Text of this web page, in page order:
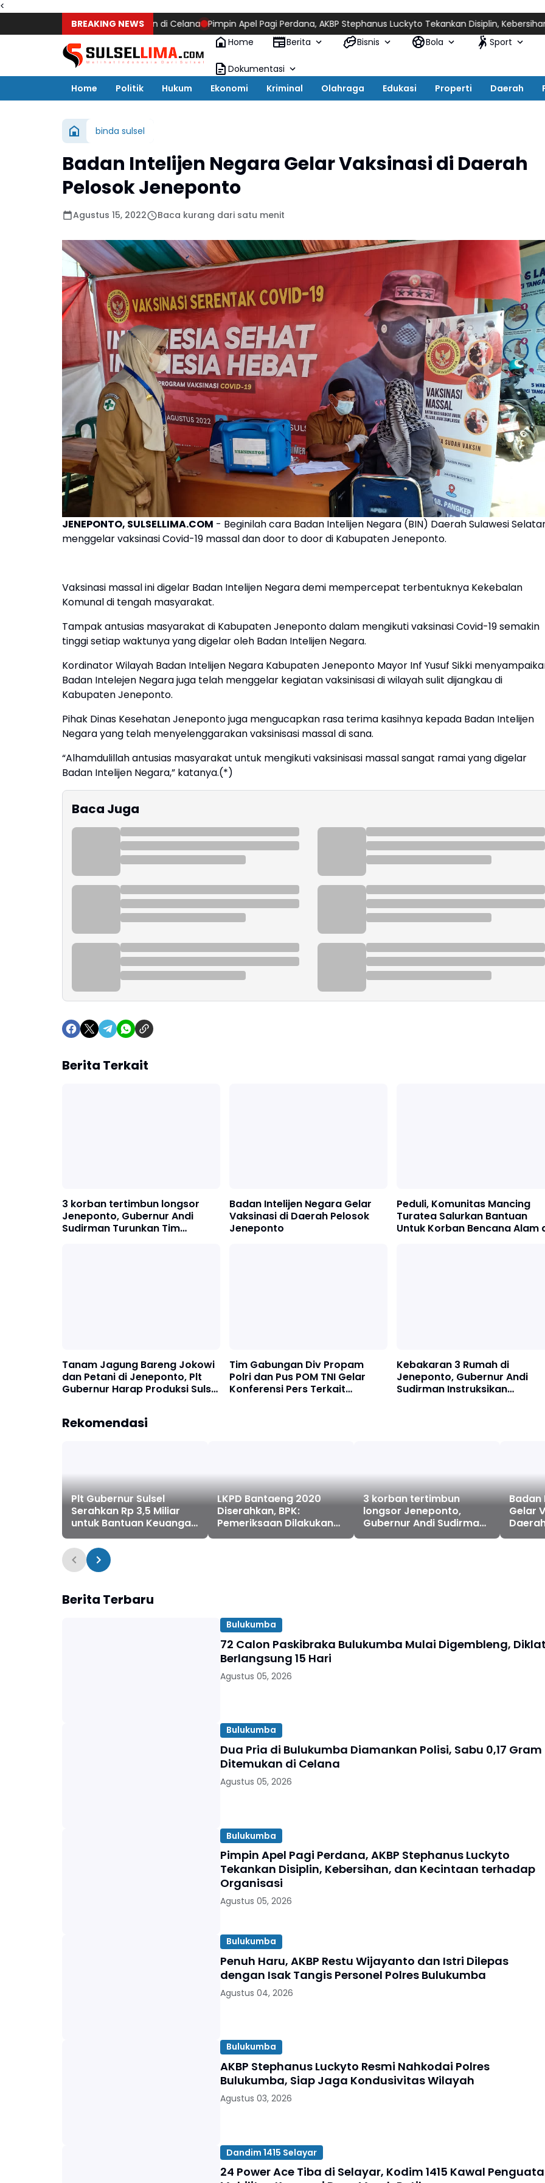
<
BREAKING NEWS
Sabu 0,17 Gram Ditemukan di Celana
Pimpin Apel Pagi Perdana, AKBP Stephanus Luckyto Tekankan Disiplin, Kebersihan,
Home
Berita Bisnis Bola Sport
Dokumentasi
Home
Politik Hukum Ekonomi Kriminal Olahraga Edukasi Properti Daerah
binda sulsel
Badan Intelijen Negara Gelar Vaksinasi di Daerah
Pelosok Jeneponto
Agustus 15, 2022 Baca kurang dari satu menit
JENEPONTO, SULSELLIMA.COM - Beginilah cara Badan Intelijen Negara (BIN) Daerah Sulawesi
menggelar vaksinasi Covid-19 massal dan door to door di Kabupaten Jeneponto.
Vaksinasi massal ini digelar Badan Intelijen Negara demi mempercepat terbentuknya Kekebalan
Komunal di tengah masyarakat.
Tampak antusias masyarakat di Kabupaten Jeneponto dalam mengikuti vaksinasi Covid-19 semakin
tinggi setiap waktunya yang digelar oleh Badan Intelijen Negara.
Kordinator Wilayah Badan Intelijen Negara Kabupaten Jeneponto Mayor Inf Yusuf Sikki
Badan Intelejen Negara juga telah menggelar kegiatan vaksinisasi di wilayah sulit dijangkau di
Kabupaten Jeneponto.
Pihak Dinas Kesehatan Jeneponto juga mengucapkan rasa terima kasihnya kepada Badan Intelijen
Negara yang telah menyelenggarakan vaksinisasi massal di sana.
“Alhamdulillah antusias masyarakat untuk mengikuti vaksinisasi massal sangat ramai yang digelar
Badan Intelijen Negara,” katanya.(*)
Baca Juga
Berita Terkait
3 korban tertimbun longsor
Jeneponto, Gubernur Andi
Sudirman Turunkan Tim
Badan Intelijen Negara Gelar
Vaksinasi di Daerah Pelosok
Jeneponto
Peduli, Komunitas Mancing
Turatea Salurkan Bantuan
Untuk Korban Bencana Alam
Tanam Jagung Bareng Jokowi
dan Petani di Jeneponto, Plt
Gubernur Harap Produksi Sulsel
Tim Gabungan Div Propam
Polri dan Pus POM TNI Gelar
Konferensi Pers Terkait
Kebakaran 3 Rumah di
Jeneponto, Gubernur Andi
Sudirman Instruksikan
Rekomendasi
Plt Gubernur Sulsel
Serahkan Rp 3,5 Miliar
untuk Bantuan Keuangan
dan Penanganan Banjir
Jeneponto
LKPD Bantaeng 2020
Diserahkan, BPK:
Pemeriksaan Dilakukan
dengan Protkes Ketat
3 korban tertimbun
longsor Jeneponto,
Gubernur Andi Sudirman
Turunkan Tim Tagana
Badan
Gelar
Berita Terbaru
Bulukumba
72 Calon Paskibraka Bulukumba Mulai Digembleng,
Berlangsung 15 Hari
Agustus 05, 2026
Bulukumba
Dua Pria di Bulukumba Diamankan Polisi, Sabu 0,17 Gram
Ditemukan di Celana
Agustus 05, 2026
Bulukumba
Pimpin Apel Pagi Perdana, AKBP Stephanus Luckyto
Tekankan Disiplin, Kebersihan, dan Kecintaan terhadap
Organisasi
Agustus 05, 2026
Bulukumba
Penuh Haru, AKBP Restu Wijayanto dan Istri Dilepas
dengan Isak Tangis Personel Polres Bulukumba
Agustus 04, 2026
Bulukumba
AKBP Stephanus Luckyto Resmi Nahkodai Polres
Bulukumba, Siap Jaga Kondusivitas Wilayah
Agustus 03, 2026
Dandim 1415 Selayar
24 Power Ace Tiba di Selayar, Kodim 1415 Kawal